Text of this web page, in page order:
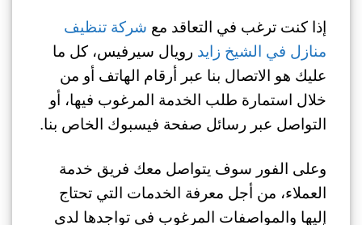
إذا كنت ترغب في التعاقد مع شركة تنظيف
منازل في الشيخ زايد رويال سيرفيس، كل ما
عليك هو الاتصال بنا عبر أرقام الهاتف أو من
خلال استمارة طلب الخدمة المرغوب فيها، أو
التواصل عبر رسائل صفحة فيسبوك الخاص بنا.
وعلى الفور سوف يتواصل معك فريق خدمة
العملاء، من أجل معرفة الخدمات التي تحتاج
إليها والمواصفات المرغوب في تواجدها لدى